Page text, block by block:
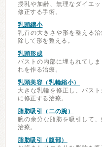
授乳や加齢、無理なダイエ
修正する手術。
乳頭縮小
乳首の大きさや形を整える
除して形を整える。
乳頭形成
バストの内部に埋もれてし
れを作る治療。
乳頭美容（乳輪縮小）
大きな乳輪を修正し、バス
に修正する治療。
脂肪吸引（二の腕）
腕の余分な脂肪を吸引して
治療。
脂肪吸引（腹部）